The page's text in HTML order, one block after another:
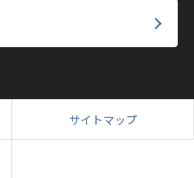
サイトマップ